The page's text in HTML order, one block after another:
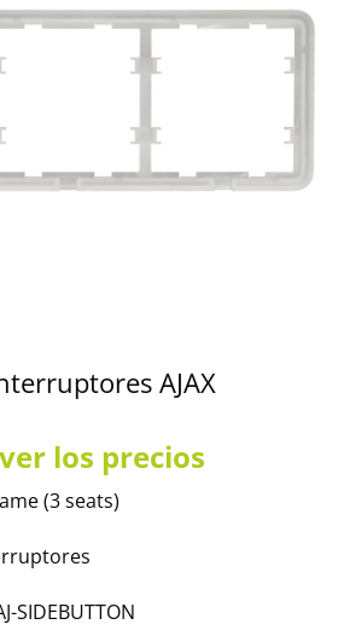
AJAX
los precios
(3 seats)
SIDEBUTTON